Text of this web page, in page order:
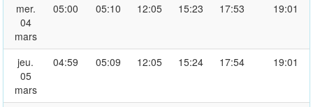
mer.
04
mars
05:00 05:10 12:05 15:23 17:53 19:01
jeu.
05
mars
04:59 05:09 12:05 15:24 17:54 19:01